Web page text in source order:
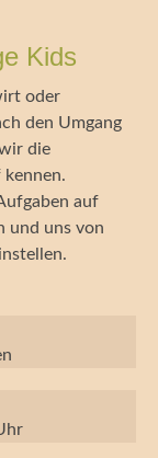
Kids
oder
den Umgang
die
auf
und uns von